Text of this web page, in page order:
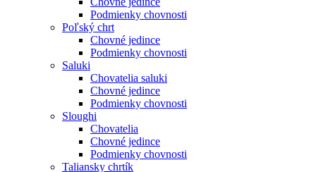
Podmienky chovnosti
Poľský chrt
Chovné jedince
Podmienky chovnosti
Saluki
Chovatelia saluki
Chovné jedince
Podmienky chovnosti
Sloughi
Chovatelia
Chovné jedince
Podmienky chovnosti
Taliansky chrtík